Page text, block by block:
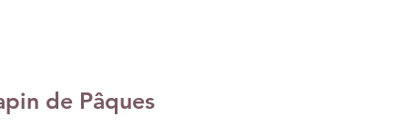
de Pâques